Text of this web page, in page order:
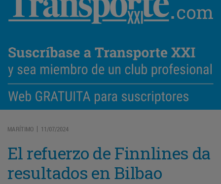
MARÍTIMO | 11/07/2024
El refuerzo de Finnlines da
resultados en Bilbao